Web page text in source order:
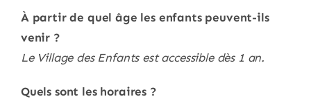
À partir de quel âge les enfants peuvent-ils
venir ?
Le Village des Enfants est accessible dès 1 an.
Quels sont les horaires ?